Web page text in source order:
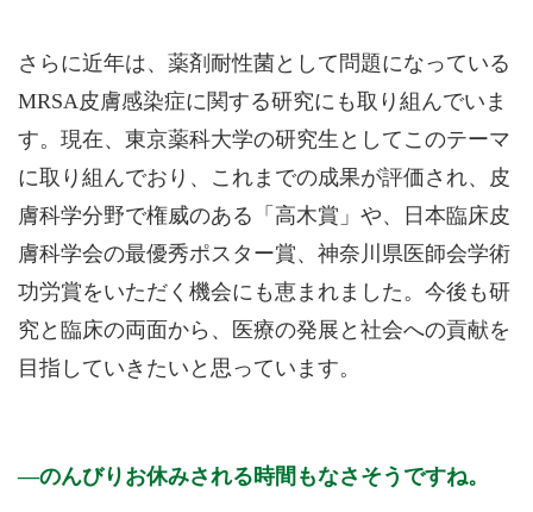
さらに近年は、薬剤耐性菌として問題になっている
MRSA皮膚感染症に関する研究にも取り組んでいま
す。現在、東京薬科大学の研究生としてこのテーマ
に取り組んでおり、これまでの成果が評価され、皮
膚科学分野で権威のある「高木賞」や、日本臨床皮
膚科学会の最優秀ポスター賞、神奈川県医師会学術
功労賞をいただく機会にも恵まれました。今後も研
究と臨床の両面から、医療の発展と社会への貢献を
目指していきたいと思っています。
のんびりお休みされる時間もなさそうですね。